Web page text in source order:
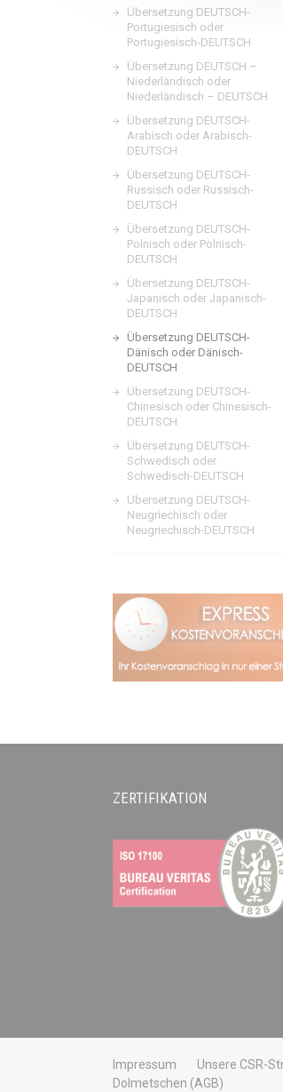
Übersetzung DEUTSCH-
Portugiesisch oder
Portugiesisch-DEUTSCH
Übersetzung DEUTSCH –
Niederländisch oder
Niederländisch – DEUTSCH
Übersetzung DEUTSCH-
Arabisch oder Arabisch-
DEUTSCH
Übersetzung DEUTSCH-
Russisch oder Russisch-
DEUTSCH
Übersetzung DEUTSCH-
Polnisch oder Polnisch-
DEUTSCH
Übersetzung DEUTSCH-
Japanisch oder Japanisch-
DEUTSCH
Übersetzung DEUTSCH-
Dänisch oder Dänisch-
DEUTSCH
Übersetzung DEUTSCH-
Chinesisch oder Chinesisch-
DEUTSCH
Übersetzung DEUTSCH-
Schwedisch oder
Schwedisch-DEUTSCH
Übersetzung DEUTSCH-
Neugriechisch oder
Neugriechisch-DEUTSCH
ZERTIFIKATION
Impressum Unsere CSR-
Dolmetschen (AGB)